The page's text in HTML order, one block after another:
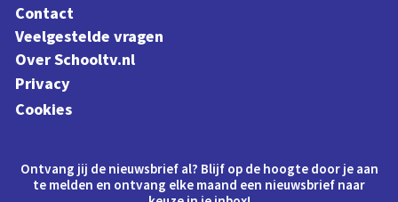
Contact
Veelgestelde vragen
Over Schooltv.nl
Privacy
Cookies
Ontvang jij de nieuwsbrief al? Blijf op de hoogte door je aan
te melden en ontvang elke maand een nieuwsbrief naar